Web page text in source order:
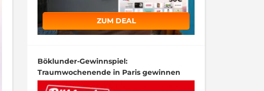
ZUM DEAL
Böklunder-Gewinnspiel:
Traumwochenende in Paris gewinnen